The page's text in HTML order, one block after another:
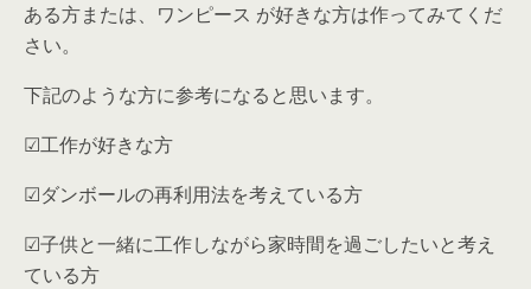
ある方または、ワンピース が好きな方は作ってみてくだ
さい。
下記のような方に参考になると思います。
☑︎工作が好きな方
☑︎ダンボールの再利用法を考えている方
☑︎子供と一緒に工作しながら家時間を過ごしたいと考え
ている方